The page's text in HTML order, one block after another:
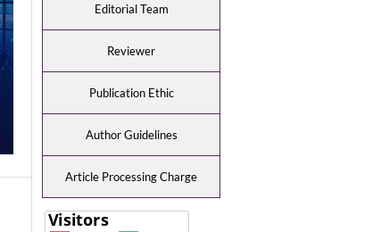
Editorial Team
Reviewer
Publication Ethic
Author Guidelines
Article Processing Charge